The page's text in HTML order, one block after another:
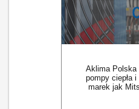
Aklima Polska
pompy ciepła
marek jak